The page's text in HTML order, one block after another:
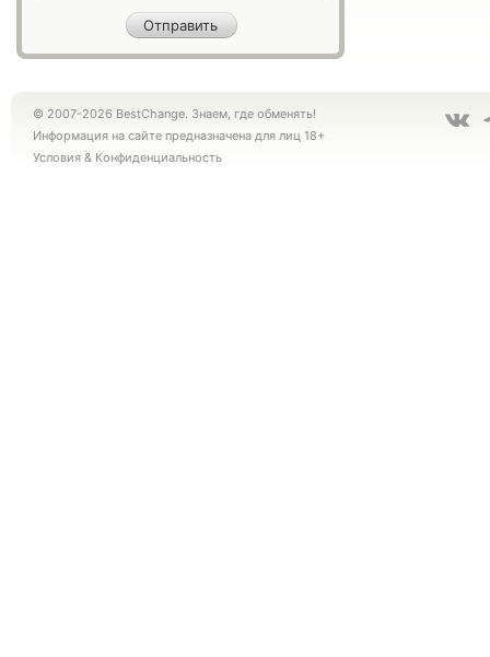
© 2007-2026 BestChange. Знаем, где обменять!
Информация на сайте предназначена для лиц 18+
Условия & Конфиденциальность